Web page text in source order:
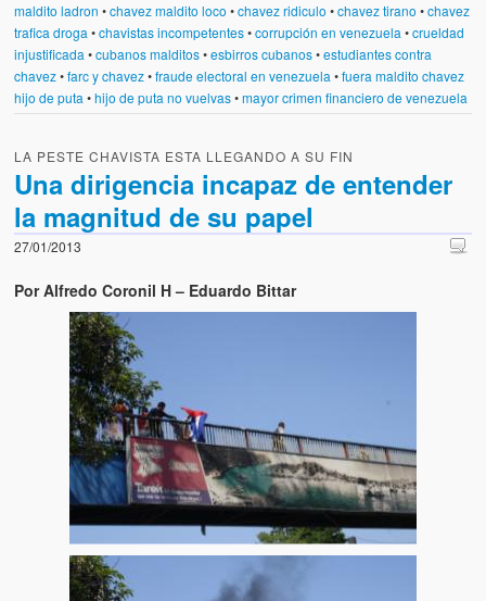
maldito ladron •chavez maldito loco •chavez ridiculo •chavez tirano •chavez
trafica droga •chavistas incompetentes•corrupción en venezuela •crueldad
injustificada •cubanos malditos•esbirros cubanos•estudiantes contra
chavez•farc y chavez•fraude electoral en venezuela •fuera maldito chavez
hijo de puta •hijo de puta no vuelvas•mayor crimen financiero de venezuela
LA PESTE CHAVISTA ESTA LLEGANDO A SU FIN
Una dirigencia incapaz de entender
la magnitud de su papel
27/01/2013
Por Alfredo Coronil H – Eduardo Bittar